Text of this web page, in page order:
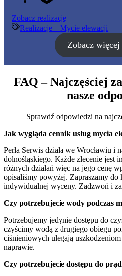
Zobacz realizacjęMycie
elewacji
25
Realizacje – Mycie elewacji
Zobacz
FAQ – Najczęściej
nasze
Sprawdź odpowiedzi na
Jak wygląda cennik usług mycia
Perła Serwis działa we Wrocławiu i
dolnośląskiego. Każde zlecenie jest
różnych działań więc na jego cenę
opisaliśmy powyżej. Zapraszamy
indywidualnej wyceny. Zadzwoń i
Czy potrzebujecie wody podczas
Potrzebujemy jedynie dostępu do
czyścimy wodą z drugiego obiegu
ciśnieniowych ulegają
naprawie.
Czy potrzebujecie dostępu do